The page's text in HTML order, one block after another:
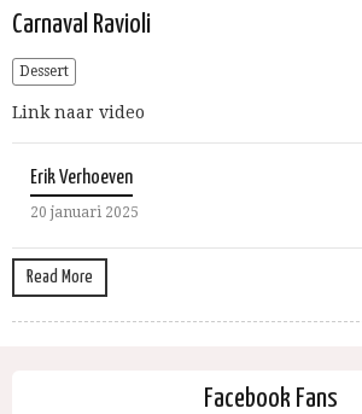
Carnaval Ravioli
Dessert
Link naar video
Erik Verhoeven
20 januari 2025
Read More
Facebook Fans